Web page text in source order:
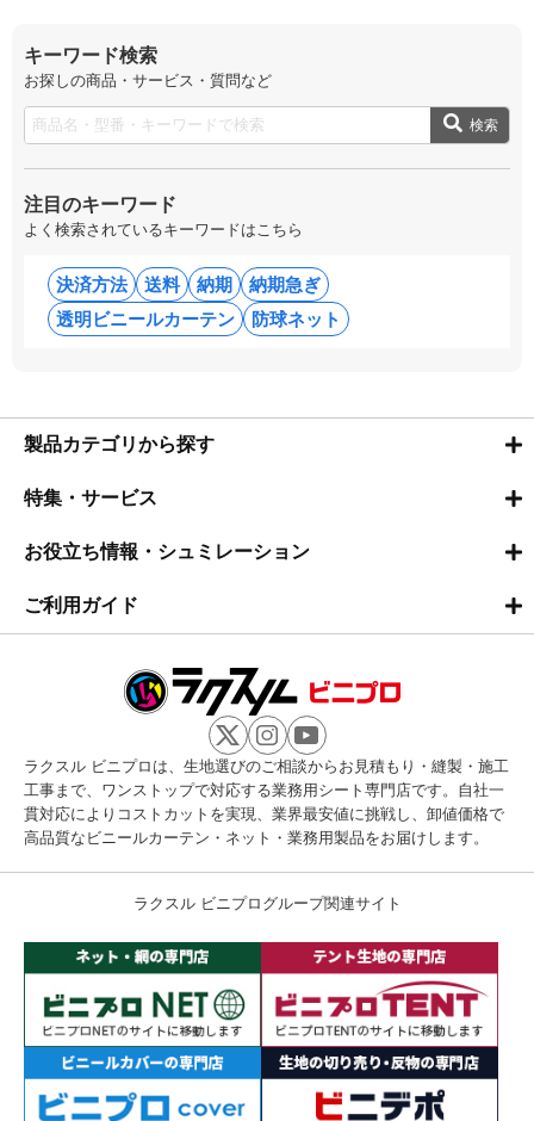
キーワード検索
お探しの商品・サービス・質問など
検索
注目のキーワード
よく検索されているキーワードはこちら
決済方法 送料 納期
納期急ぎ
透明ビニールカーテン
防球ネット
製品カテゴリから探す
特集・サービス
お役立ち情報・シュミレーション
ご利用ガイド
ラクスル ビニプロは、生地選びのご相談からお見積もり・縫製・施工
工事まで、ワンストップで対応する業務用シート専門店です。自社一
貫対応によりコストカットを実現、業界最安値に挑戦し、卸値価格で
高品質なビニールカーテン・ネット・業務用製品をお届けします。
ラクスル ビニプログループ関連サイト